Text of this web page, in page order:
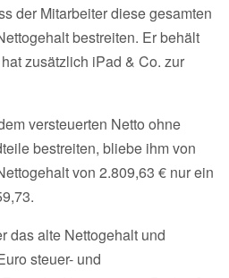
der Mitarbeiter diese gesamten
bestreiten. Er behält
zusätzlich iPad & Co. zur
versteuerten Netto ohne
bestreiten, bliebe ihm von
von 2.809,63 € nur ein
das alte Nettogehalt und
steuer- und